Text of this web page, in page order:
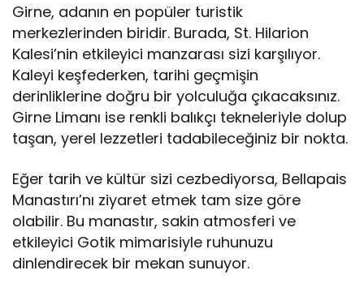
Girne, adanın en popüler turistik
merkezlerinden biridir. Burada, St. Hilarion
Kalesi’nin etkileyici manzarası sizi karşılıyor.
Kaleyi keşfederken, tarihi geçmişin
derinliklerine doğru bir yolculuğa çıkacaksınız.
Girne Limanı ise renkli balıkçı tekneleriyle dolup
taşan, yerel lezzetleri tadabileceğiniz bir nokta.
Eğer tarih ve kültür sizi cezbediyorsa, Bellapais
Manastırı’nı ziyaret etmek tam size göre
olabilir. Bu manastır, sakin atmosferi ve
etkileyici Gotik mimarisiyle ruhunuzu
dinlendirecek bir mekan sunuyor.